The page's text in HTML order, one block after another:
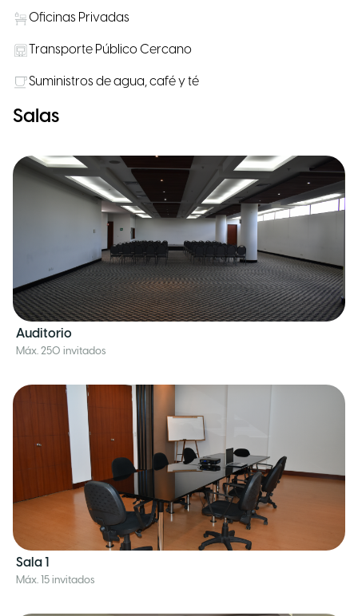
Oficinas Privadas
Transporte Público Cercano
Suministros de agua, café y té
Salas
Auditorio
Máx. 250 invitados
Sala 1
Máx. 15 invitados